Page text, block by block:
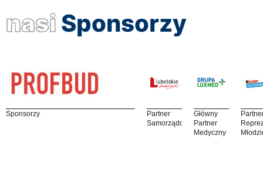
nasi Sponsorzy
Sponsorzy
Partner
Samorządowy
Główny
Partner
Medyczny